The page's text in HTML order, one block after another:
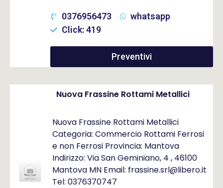
0376956473
whatsapp
Click: 419
Preventivi
Nuova Frassine Rottami Metallici
Nuova Frassine Rottami Metallici
Categoria: Commercio Rottami Ferrosi
e non Ferrosi Provincia: Mantova
Indirizzo: Via San Geminiano, 4 , 46100
Mantova MN Email: frassine.srl@libero.it
Tel: 0376370747